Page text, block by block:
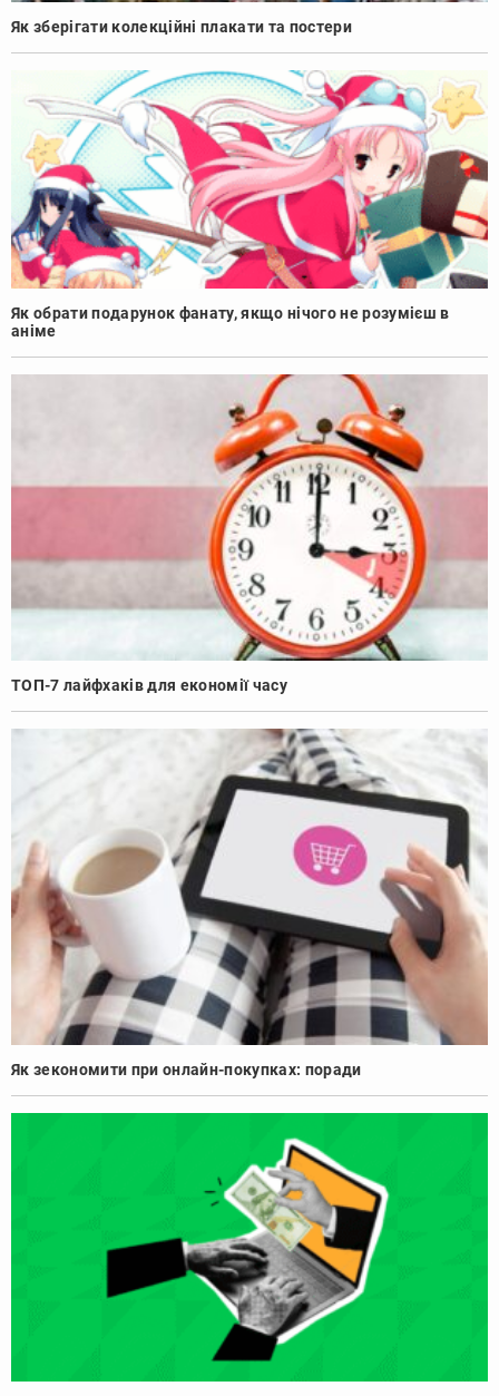
Як зберігати колекційні плакати та постери
Як обрати подарунок фанату, якщо нічого не розумієш в
аніме
ТОП-7 лайфхаків для економії часу
Як зекономити при онлайн-покупках: поради